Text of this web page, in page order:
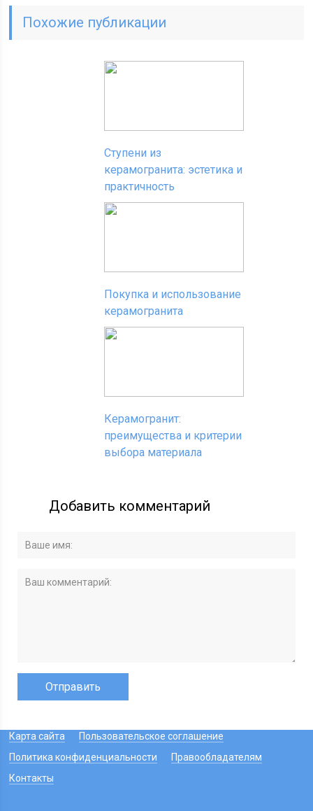
Похожие публикации
Ступени из
керамогранита: эстетика и
практичность
Покупка и использование
керамогранита
Керамогранит:
преимущества и критерии
выбора материала
Добавить комментарий
Карта сайта
Пользовательское соглашение
Политика конфиденциальности
Правообладателям
Контакты